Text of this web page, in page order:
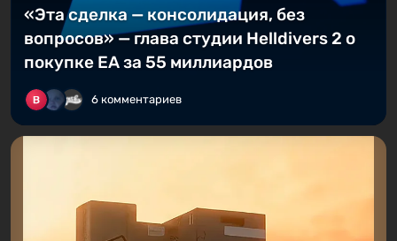
«Эта сделка — консолидация, без
вопросов» — глава студии Helldivers 2 о
покупке EA за 55 миллиардов
6 комментариев